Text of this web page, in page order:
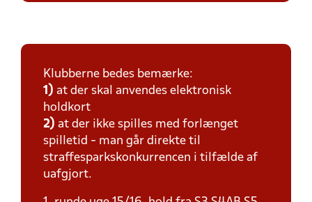
Klubberne bedes bemærke:
1) at der skal anvendes elektronisk
holdkort
2) at der ikke spilles med forlænget
spilletid - man går direkte til
straffesparkskonkurrencen i tilfælde af
uafgjort.